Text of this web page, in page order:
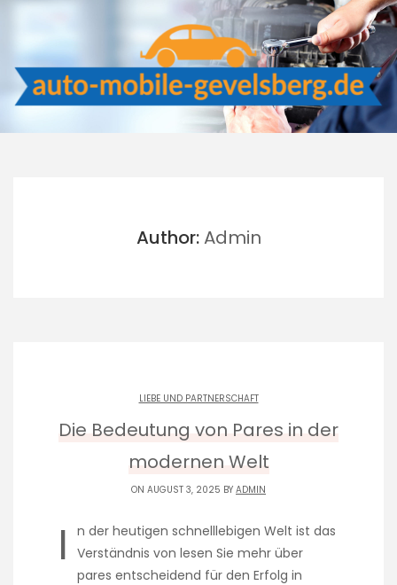
Skip
content
Author:Admin
LIEBE UND PARTNERSCHAFT
Die Bedeutung von Pares in der
modernen Welt
ON AUGUST 3, 2025 BY ADMIN
I
n der heutigen schnelllebigen Welt ist das
Verständnis von lesen Sie mehr über
pares entscheidend für den Erfolg in